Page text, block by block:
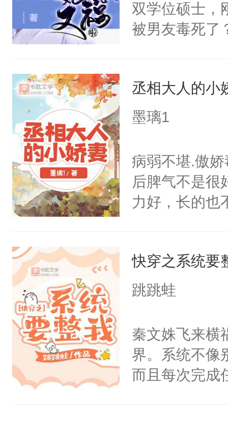
双学位硕士，
被男友毒死了
主布置的任务
够资本回（
只是路过哇
转：“只是……
丞相大人的小
墨璃1
病弱不堪.傲
后脾气不是很
力好，长的也
为不满，于是
婚，而婚约的
自己成亲，
凤轻染过去后
公子，通通都
根本就是个除
快穿之系统要
跳跳蛙
秦文姝飞来横
界。系统不像
而且每次完成